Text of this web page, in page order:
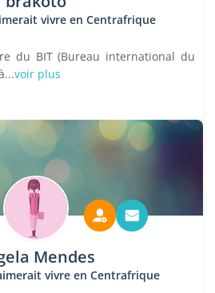
vivre en Centrafrique
du BIT (Bureau international du
voir plus
Mendes
vivre en Centrafrique